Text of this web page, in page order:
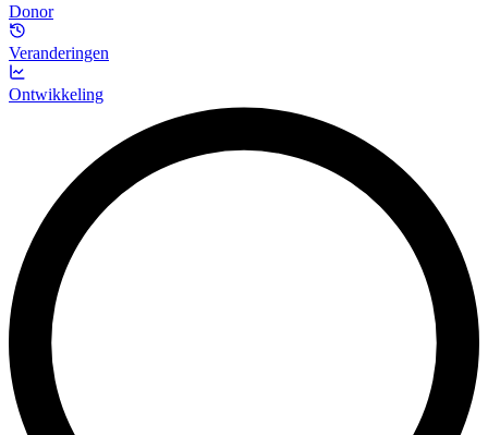
Donor
Veranderingen
Ontwikkeling